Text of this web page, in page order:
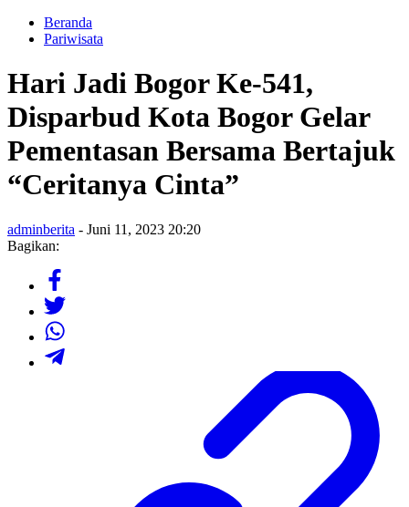
Beranda
Pariwisata
Hari Jadi Bogor Ke-541,
Disparbud Kota Bogor Gelar
Pementasan Bersama Bertajuk
“Ceritanya Cinta”
adminberita - Juni 11, 2023 20:20
Bagikan: